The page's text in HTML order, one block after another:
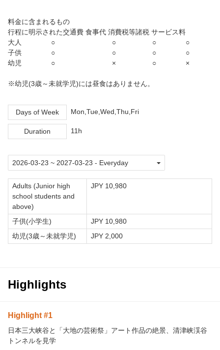
料金に含まれるもの
行程に明示された交通費 食事代 消費税等諸税 サービス料
大人 ○ ○ ○ ○
子供 ○ ○ ○ ○
幼児 ○ × ○ ×
※幼児(3歳～未就学児)には昼食はありません。
Days of Week Mon,Tue,Wed,Thu,Fri
Duration 11h
Adults (Junior high
school students and
above)
JPY 10,980
子供(小学生)
JPY 10,980
幼児(3歳～未就学児)
JPY 2,000
Highlights
Highlight #1
日本三大峡谷と「大地の芸術祭」アート作品の絶景、清津峡渓谷
トンネルを見学